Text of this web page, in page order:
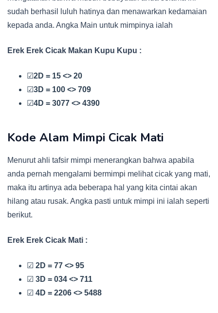
sudah berhasil luluh hatinya dan menawarkan kedamaian
kepada anda. Angka Main untuk mimpinya ialah
Erek Erek Cicak Makan Kupu Kupu :
☑2D = 15 <> 20
☑3D = 100 <> 709
☑4D = 3077 <> 4390
Kode Alam Mimpi Cicak Mati
Menurut ahli tafsir mimpi menerangkan bahwa apabila
anda pernah mengalami bermimpi melihat cicak yang mati,
maka itu artinya ada beberapa hal yang kita cintai akan
hilang atau rusak. Angka pasti untuk mimpi ini ialah seperti
berikut.
Erek Erek Cicak Mati :
☑ 2D = 77 <> 95
☑ 3D = 034 <> 711
☑ 4D = 2206 <> 5488